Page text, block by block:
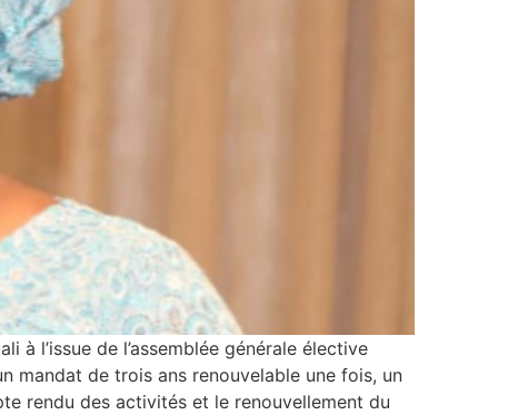
à l’issue de l’assemblée générale élective
mandat de trois ans renouvelable une fois, un
rendu des activités et le renouvellement du